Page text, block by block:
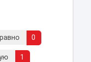
0
1